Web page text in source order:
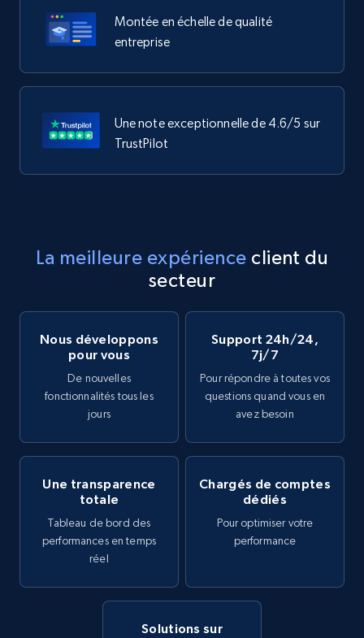
Montée en échelle de qualité
entreprise
Une note exceptionnelle de 4.6/5 sur
TrustPilot
La meilleure expérience client du
secteur
Nous développons
pour vous
De nouvelles
fonctionnalités tous les
jours
Support 24h/24,
7j/7
Pour répondre à toutes vos
questions quand vous en
avez besoin
Une transparence
totale
Tableau de bord des
performances en temps
réel
Chargés de comptes
dédiés
Pour optimiser votre
performance
Solutions sur